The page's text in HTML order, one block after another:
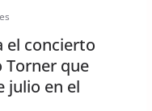
el concierto
Torner que
julio en el